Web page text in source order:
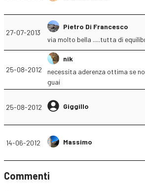
27-07-2013
Pietro Di Francesco
via molto bella .....tutta di
25-08-2012
nik
necessita aderenza ottima se
guai
25-08-2012 Giggillo
14-06-2012 Massimo
Commenti